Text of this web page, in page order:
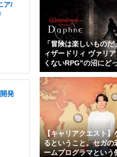
ア/
発
「冒険は楽しいもの
ィザードリィ ヴァリ
くないRPG"の沼にど
【キャリアクエスト】
るということ。セガの
ームプログラマという